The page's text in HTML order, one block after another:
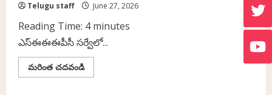
Telugu staff June 27, 2026
Reading Time: 4 minutes
ఎస్‌ఈఈఈపీసీ సర్వేలో...
మరింత చదవండిRead
more